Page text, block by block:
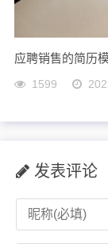
应聘销售的简历
1599
发表评论